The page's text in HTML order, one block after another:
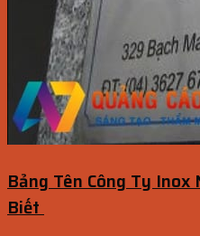
Bảng Tên Công Ty
Biết